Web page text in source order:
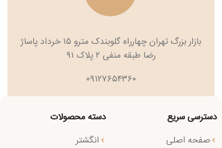
بازار بزرگ تهران چهارراه گلوبندک مترو ۱۵ خرداد پاساژ
رضا طبقه منفی ۲ پلاک ۹۱
۰۹۱۲۷۶۵۴۳۶۰
دسترسی سریع
صفحه اصلی
دسته محصولات
انگشتر